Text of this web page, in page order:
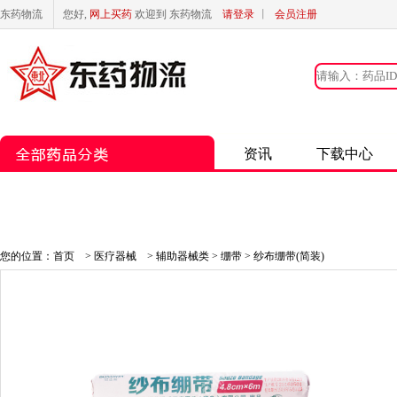
东药物流 您好, 网上买药 欢迎到 东药物流 请登录 会员注册
资讯 下载中心
您的位置： 首页 > 医疗器械 > 辅助器械类 > 绷带 > 纱布绷带(简装)